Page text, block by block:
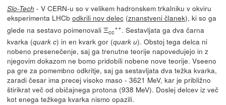
Slo-Tech - V CERN-u so v velikem hadronskem trkalniku v okviru
eksperimenta LHCb odkrili nov delec(znanstveni članek), ki so ga
glede na sestavo poimenovali Ξcc
++. Sestavljata ga dva čarna
kvarka (quark c) in en kvark gor (quark u). Obstoj tega delca ni
nobeno presenečenje, saj ga trenutne teorije napovedujejo in z
njegovim dokazom ne bomo pridobili nobene nove teorije. Vseeno
pa gre za pomembno odkritje, saj ga sestavljata dva težka kvarka,
zaradi česar ima precej visoko maso - 3621 MeV, kar je približno
štirikrat več od običajnega protona (938 MeV). Doslej delcev iz več
kot enega težkega kvarka nismo opazili.